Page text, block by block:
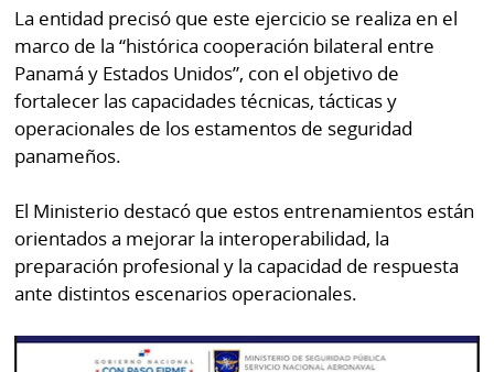
Corprensa
⌾
Sábado
Picante
⌾
Repregunta
Tal
Cual
⌾
Sin
La entidad precisó que este ejercicio se realiza en el
marco de la “histórica cooperación bilateral entre
Panamá y Estados Unidos”, con el objetivo de
fortalecer las capacidades técnicas, tácticas y
operacionales de los estamentos de seguridad
panameños.
El Ministerio destacó que estos entrenamientos están
orientados a mejorar la interoperabilidad, la
preparación profesional y la capacidad de respuesta
ante distintos escenarios operacionales.